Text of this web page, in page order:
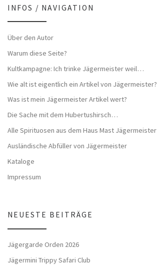
INFOS / NAVIGATION
Über den Autor
Warum diese Seite?
Kultkampagne: Ich trinke Jägermeister weil…
Wie alt ist eigentlich ein Artikel von Jägermeister?
Was ist mein Jägermeister Artikel wert?
Die Sache mit dem Hubertushirsch…
Alle Spirituosen aus dem Haus Mast Jägermeister
Ausländische Abfüller von Jägermeister
Kataloge
Impressum
NEUESTE BEITRÄGE
Jägergarde Orden 2026
Jägermini Trippy Safari Club